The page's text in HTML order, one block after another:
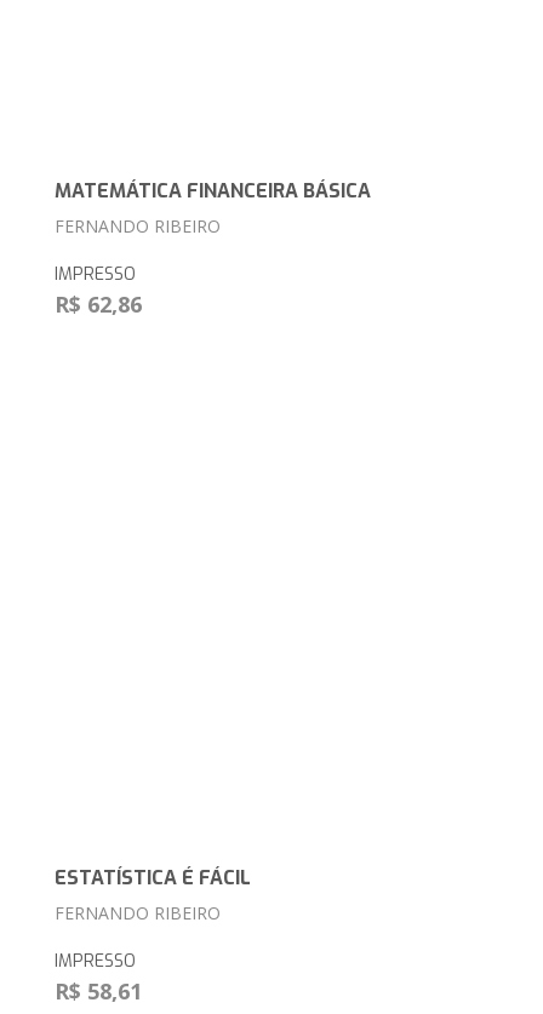
MATEMÁTICA FINANCEIRA BÁSICA
FERNANDO RIBEIRO
IMPRESSO
R$ 62,86
ESTATÍSTICA É FÁCIL
FERNANDO RIBEIRO
IMPRESSO
R$ 58,61